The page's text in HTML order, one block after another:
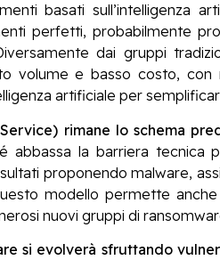
basati sull’intelligenza
perfetti, probabilmente
dai gruppi
volume e basso costo,
artificiale per
rimane lo schema
abbassa la barriera tecnica
proponendo malware,
modello permette
nuovi gruppi di
si evolverà sfruttando